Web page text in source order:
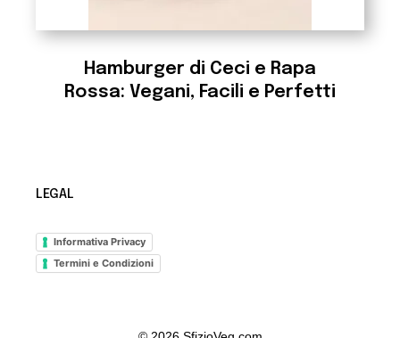
Hamburger di Ceci e Rapa
Rossa: Vegani, Facili e Perfetti
LEGAL
Informativa Privacy
Termini e Condizioni